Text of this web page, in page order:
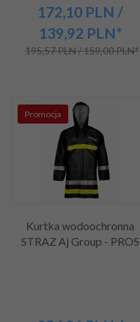
172,10 PLN /
139,92 PLN*
195,57 PLN / 159,00 PLN*
Promocja
Kurtka wodoochronna
STRAZ Aj Group - PROS